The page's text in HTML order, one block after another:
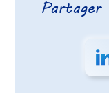
Partager